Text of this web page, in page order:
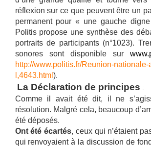
réflexion sur ce que peuvent être un
permanent pour « une gauche
Politis propose une synthèse des
portraits de participants (n°1023).
sonores sont disponible sur
http://www.politis.fr/Reunion-nationale-
l,4643.html ).
La Déclaration de principes :
Comme il avait été dit, il ne
résolution. Malgré cela, beaucoup
été déposés.
Ont été écartés, ceux qui n’étaient
qui renvoyaient à la discussion de